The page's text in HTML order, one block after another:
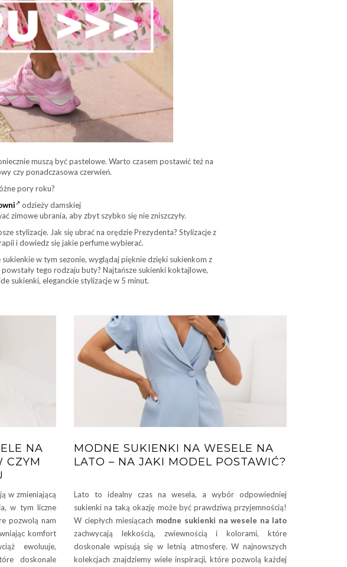
muszą być pastelowe. Warto czasem postawić też na
czy ponadczasowa czerwień.
pory roku?
odzieży damskiej
zimowe ubrania, aby zbyt szybko się nie zniszczyły.
stylizacje. Jak się ubrać na orędzie Prezydenta? Stylizacje z
i dowiedz się jakie perfume wybierać.
w tym sezonie, wyglądaj pięknie dzięki sukienkom z
tego rodzaju buty? Najtańsze sukienki koktajlowe,
sukienki, eleganckie stylizacje w 5 minut.
NA
CZYM
w zmieniającą
w tym liczne
pozwolą nam
komfort
ewoluuje,
doskonale
MODNE SUKIENKI NA WESELE NA
LATO – NA JAKI MODEL POSTAWIĆ?
Lato to idealny czas na wesela, a wybór odpowiedniej
sukienki na taką okazję może być prawdziwą przyjemnością!
W ciepłych miesiącach modne sukienki na wesele na lato
zachwycają lekkością, zwiewnością i kolorami, które
doskonale wpisują się w letnią atmosferę. W najnowszych
kolekcjach znajdziemy wiele inspiracji, które pozwolą każdej